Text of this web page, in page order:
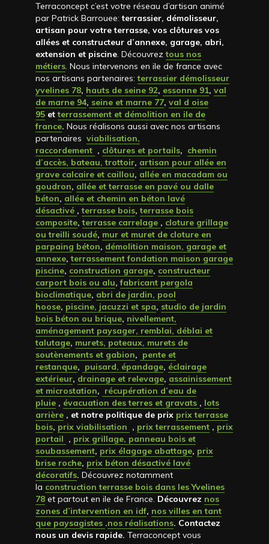
Terraconcept c’est votre réseau d’artisan animé
par Patrick Barrouee:terrassier, démolisseur,
artisan pour votre terrasse, vos clôtures vos
allées et constructeur d’annexe, garage, abri,
extension et piscine. Découvreztous nos
métiers. Nous intervenons en ile de france avec
nos artisans partenaires:terrassier démolisseur
yvelines 78, hauts de seine 92, essonne 91, val
de marne 94, seine et marne 77, val d oise
95 etterrassement et démolition en ile de
france. Nous réalisons aussi avec nos artisans
partenaires viabilisation,
raccordement , clôtures et portails, chemin
d’accès, bateau, trottoir, artisan pour allée en
grave calcaire et caillou, allée en macadam ou
goudron, allée et terrasse en pavé ou dalle
béton, allée et chemin en béton lavé
désactivé ,terrasse bois,terrasse bois
composite,terrasse carrelage , cloture grillage
ou treilli soudé, mur et muret de cloture en
parpaing béton, démolition maison, garage et
annexe,terrassement fondation maison garage
piscine, construction garage, constructeur
carport bois ou alu,fabricant pergola
bioclimatique, abri de jardin, pool
hoose, piscine, jacuzzi et spa, studio de jardin
bois béton ou brique, nivellement,
aménagement paysager, remblai, déblai et
talutage, murets, poteaux, murets de
soutènements et gabion, pente et
restanque, puisard, épandage, éclairage
extérieur, drainage et relevage, assainissement
et microstation, récupération d’eau de
pluie , évacuation des terres et gravats , lots
arrière , et notre politique de prix prix terrasse
bois, prix viabilisation , prix terrassement , prix
portail , prix grillage, panneau bois et
soubassement, prix élagage abattage, prix
brise roche, prix béton désactivé lavé
décoratifs. Découvrez notamment
la construction terrasse bois dans les Yvelines
78 et partout en ile de France. Découvrez nos
zones d’intervention en idf, nos villes en tant
que paysagistes .nos réalisations. Contactez
nous un devis rapide. Terraconcept vous